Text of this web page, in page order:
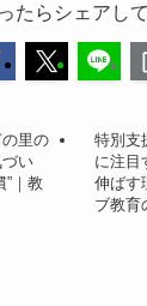
たらシェアして
の里の
い
”｜教
特別支
に注目
伸ばす
ブ教育